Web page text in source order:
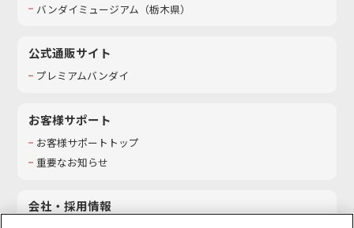
バンダイミュージアム（栃木県）
公式通販サイト
プレミアムバンダイ
お客様サポート
お客様サポートトップ
重要なお知らせ
会社・採用情報